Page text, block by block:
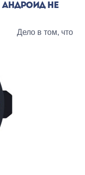
НЕ
Дело в том, что